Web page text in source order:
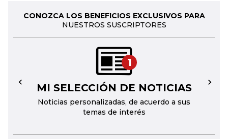
CONOZCA LOS BENEFICIOS EXCLUSIVOS PARA
NUESTROS SUSCRIPTORES
1
MI SELECCIÓN DE NOTICIAS
Noticias personalizadas, de acuerdo a sus
temas de interés
← →